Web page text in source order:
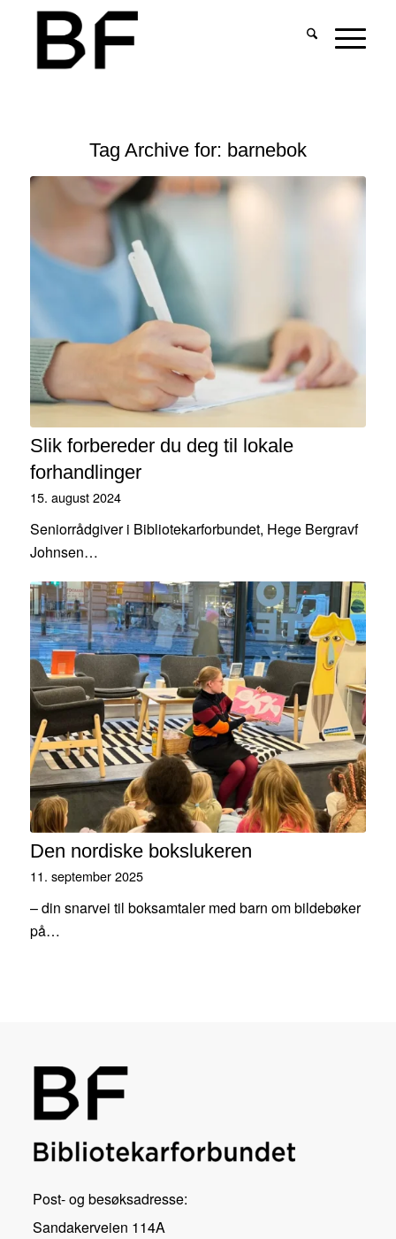
Tag Archive for: barnebok
Slik forbereder du deg til lokale
forhandlinger
15. august 2024
Seniorrådgiver i Bibliotekarforbundet, Hege Bergravf
Johnsen…
Den nordiske bokslukeren
11. september 2025
– din snarvei til boksamtaler med barn om bildebøker
på…
Post- og besøksadresse:
Sandakerveien 114A